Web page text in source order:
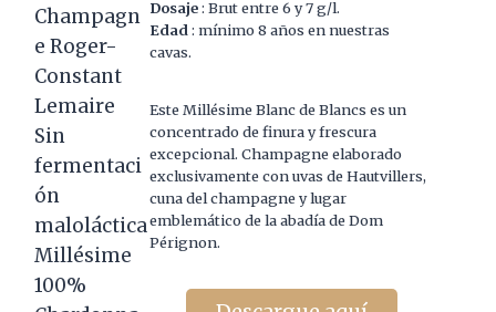
Dosaje: Brut entre 6 y 7 g/l.
Edad : mínimo 8 años en nuestras
cavas.
Este Millésime Blanc de Blancs es un
concentrado de finura y frescura
excepcional. Champagne elaborado
exclusivamente con uvas de Hautvillers,
cuna del champagne y lugar
emblemático de la abadía de Dom
Pérignon.